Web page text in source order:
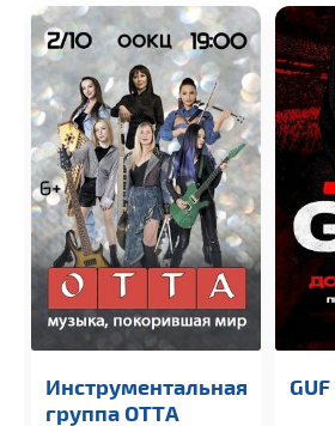
Инструментальная
группа OTTА